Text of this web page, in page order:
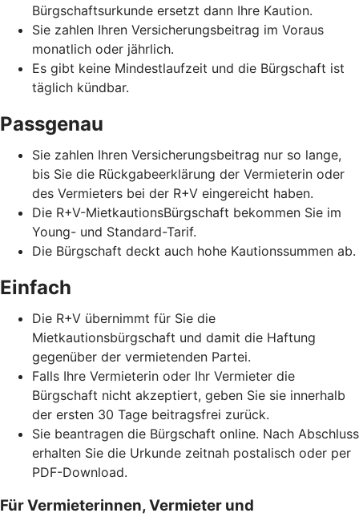
Bürgschaftsurkunde ersetzt dann Ihre Kaution.
Sie zahlen Ihren Versicherungsbeitrag im Voraus
monatlich oder jährlich.
Es gibt keine Mindestlaufzeit und die Bürgschaft ist
täglich kündbar.
Passgenau
Sie zahlen Ihren Versicherungsbeitrag nur so lange,
bis Sie die Rückgabeerklärung der Vermieterin oder
des Vermieters bei der R+V eingereicht haben.
Die R+V-MietkautionsBürgschaft bekommen Sie im
Young- und Standard-Tarif.
Die Bürgschaft deckt auch hohe Kautionssummen ab.
Einfach
Die R+V übernimmt für Sie die
Mietkautionsbürgschaft und damit die Haftung
gegenüber der vermietenden Partei.
Falls Ihre Vermieterin oder Ihr Vermieter die
Bürgschaft nicht akzeptiert, geben Sie sie innerhalb
der ersten 30 Tage beitragsfrei zurück.
Sie beantragen die Bürgschaft online. Nach Abschluss
erhalten Sie die Urkunde zeitnah postalisch oder per
PDF-Download.
Für Vermieterinnen, Vermieter und